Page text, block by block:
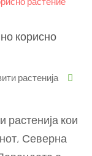
корисно
растенија
кои
Северна